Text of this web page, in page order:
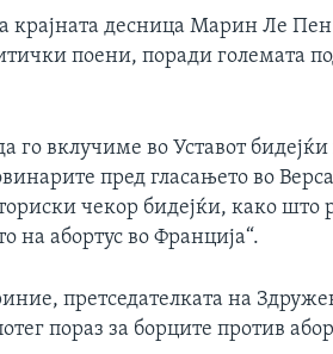
крајната десница Марин Ле
поени, поради големата
го вклучиме во Уставот
пред гласањето во
чекор бидејќи, како што
на абортус во Франција“.
претседателката на
пораз за борците против